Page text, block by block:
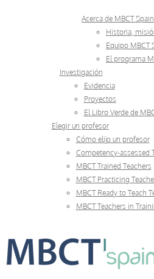
Acerca de MBCT Spain
Historia,
Equipo MBCT
El programa
Investigación
Evidencia
Proyectos
El Libro Verde de
Elegir un profesor
Cómo elijo un profesor
Competency-assessed
MBCT Trained Teachers
MBCT Practicing
MBCT Ready to Teach
MBCT Teachers in